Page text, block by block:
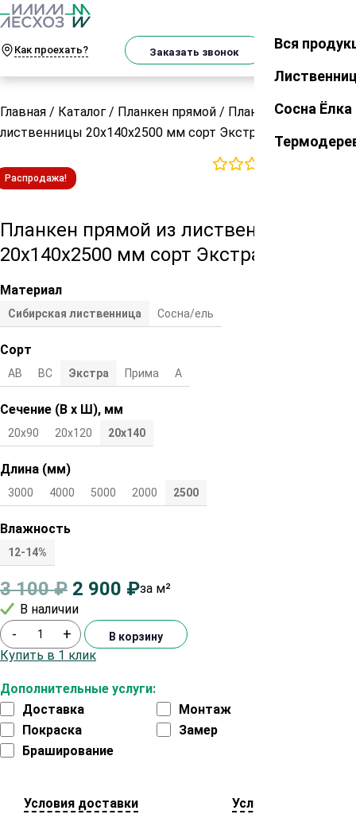
Как проехать? Заказать звонок Закрыть
Вся
Сосна Ёлка
Главная / Каталог / Планкен прямой / Планкен прямой из
лиственницы 20х140х2500 мм сорт Экстра
Распродажа!
Планкен прямой из лиственницы
20х140х2500 мм сорт Экстра
Материал
Сибирская лиственница Сосна/ель
Сорт
АВ ВС Экстра Прима А
Сечение (В х Ш), мм
20х90 20х120 20х140
Длина (мм)
3000 4000 5000 2000 2500
Влажность
12-14%
3 100₽ 2 900 ₽за м²
В наличии
Дополнительные услуги:
Доставка
Монтаж
Покраска
Замер
Браширование
- + В корзину
Купить в 1 клик
Условия доставки Условия оплаты